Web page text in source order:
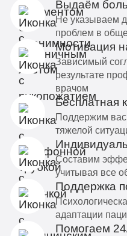
Выдаём
Не указываем
проблем в
Мотивация
Зависимый
результате
врачом
Бесплатная
Поддержим вас
тяжелой
Составим
учитывая все
Поддержка
адаптации
Помогаем